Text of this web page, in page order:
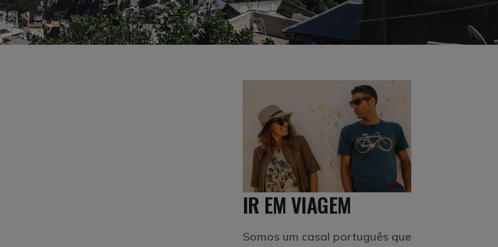
IR EM VIAGEM
Somos um casal português que